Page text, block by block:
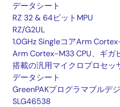
データシート
RZ 32 & 64ビットMPU
RZ/G2UL
1.0GHz SingleコアArm
Arm Cortex-M33 CPU、ギガ
搭載の汎用マイクロプロセッ
データシート
GreenPAKプログラマブルデ
SLG46538